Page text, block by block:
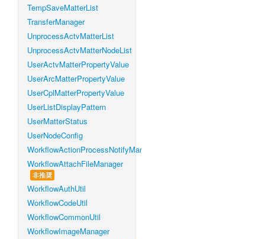
TempSaveMatterList
TransferManager
UnprocessActvMatterList
UnprocessActvMatterNodeList
UserActvMatterPropertyValue
UserArcMatterPropertyValue
UserCplMatterPropertyValue
UserListDisplayPattern
UserMatterStatus
UserNodeConfig
WorkflowActionProcessNotifyManager
WorkflowAttachFileManager
非推奨
WorkflowAuthUtil
WorkflowCodeUtil
WorkflowCommonUtil
WorkflowImageManager